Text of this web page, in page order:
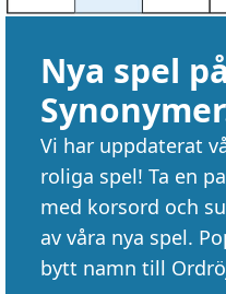
Nya spel på
Vi har uppdaterat
roliga spel! Ta en
med korsord och
av våra nya spel.
bytt namn till